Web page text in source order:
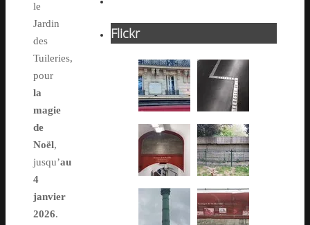
le
Jardin
des
Tuileries,
pour
la
magie
de
Noël,
jusqu’au
4
janvier
2026.
Flickr